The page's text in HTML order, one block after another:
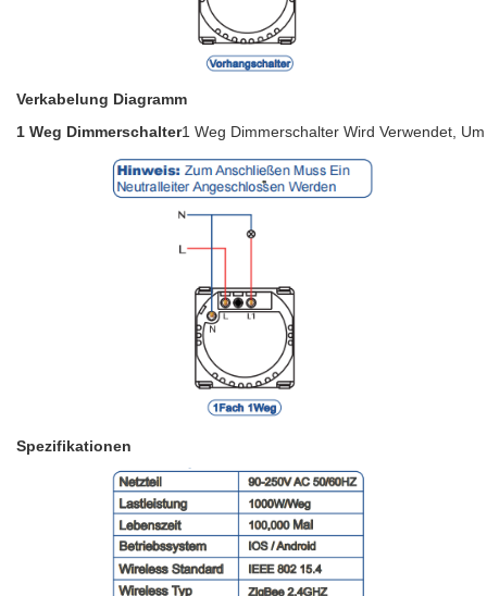
Verkabelung Diagramm
1 Weg Dimmerschalter1 Weg Dimmerschalter Wird Verwendet,
Spezifikationen